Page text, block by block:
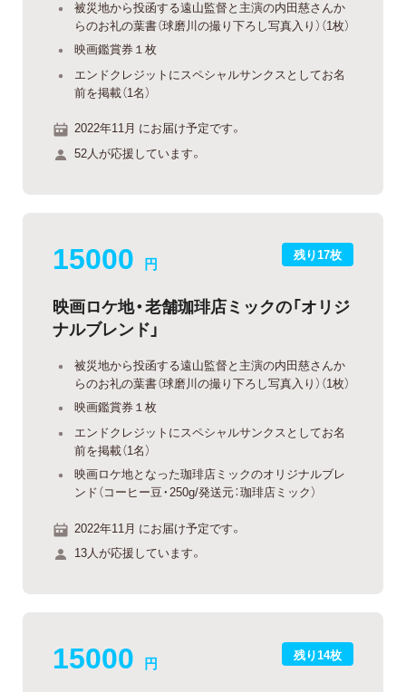
被災地から投函する遠山監督と主演の内田慈さんか
らのお礼の葉書（球磨川の撮り下ろし写真入り）（1枚）
映画鑑賞券１枚
エンドクレジットにスペシャルサンクスとしてお名
前を掲載（1名）
2022年11月 にお届け予定です。
52人が応援しています。
残り17枚
15000 円
映画ロケ地・老舗珈琲店ミックの「オリジ
ナルブレンド」
被災地から投函する遠山監督と主演の内田慈さんか
らのお礼の葉書（球磨川の撮り下ろし写真入り）（1枚）
映画鑑賞券１枚
エンドクレジットにスペシャルサンクスとしてお名
前を掲載（1名）
映画ロケ地となった珈琲店ミックのオリジナルブレ
ンド（コーヒー豆・250g/発送元：珈琲店ミック）
2022年11月 にお届け予定です。
13人が応援しています。
残り14枚
15000 円